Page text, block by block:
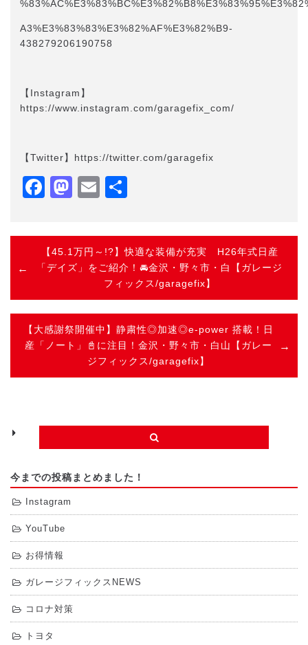
A3%E3%83%83%E3%82%AF%E3%82%B9-
438279206190758
【Instagram】
https://www.instagram.com/garagefix_com/
【Twitter】https://twitter.com/garagefix
Facebook
Mastodon
Email
【45.1万円～!?】快適な装備が充実 H26年式日産
「デイズ」をご紹介！🚘金沢・野々市・白【ガレージ
フィックス/garagefix】
【大感謝祭開催中】静粛性◎加速◎e-power 搭載！日
産「ノート」📓に注目！金沢・野々市・白山【ガレー
ジフィックス/garagefix】
今までの投稿まとめました！
Instagram
YouTube
お得情報
ガレージフィックスNEWS
コロナ対策
トヨタ